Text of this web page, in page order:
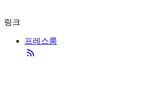
링크
프레스룸